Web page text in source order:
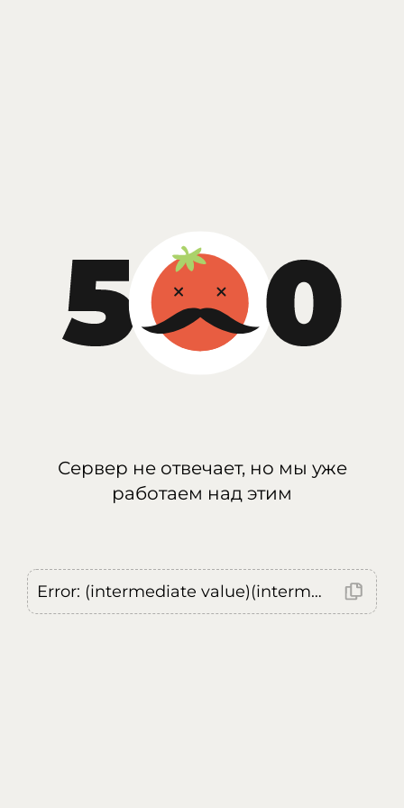
Сервер не отвечает, но мы уже
работаем над этим
Error: (intermediate value)(intermediate value)(intermediate value).replaceAll is not a function